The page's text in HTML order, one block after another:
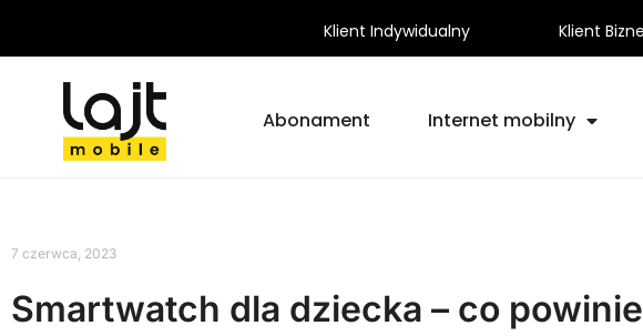
Klient Indywidualny Klient
Abonament Internet mobilny
7 czerwca, 2023
Smartwatch dla dziecka – co